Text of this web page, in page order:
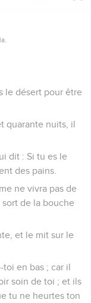
le désert pour être
quarante nuits, il
dit : Si tu es le
des pains.
ne vivra pas de
de la bouche
et le mit sur le
en bas ; car il
soin de toi ; et ils
tu ne heurtes ton